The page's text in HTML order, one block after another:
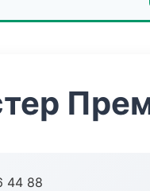
44 88